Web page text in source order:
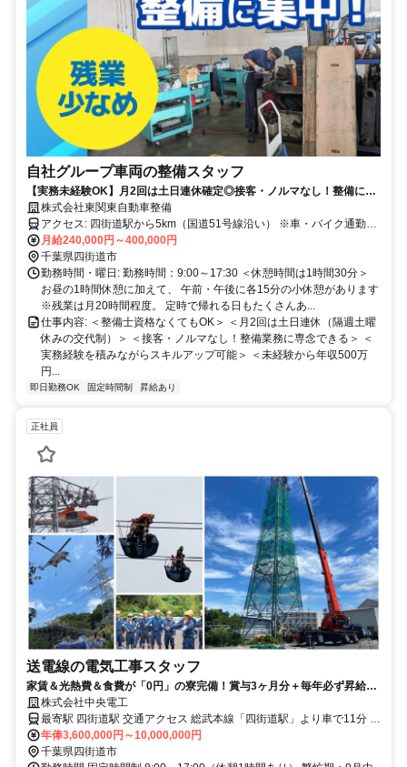
自社グループ車両の整備スタッフ
【実務未経験OK】月2回は土日連休確定◎接客・ノルマなし！整備に集
中できる環境／賞与年2回・資格手当あり
株式会社東関東自動車整備
アクセス: 四街道駅から5km（国道51号線沿い） ※車・バイク通勤
OK！ ※駐車場完備
月給240,000円～400,000円
千葉県四街道市
勤務時間・曜日: 勤務時間：9:00～17:30 ＜休憩時間は1時間30分＞
お昼の1時間休憩に加えて、 午前・午後に各15分の小休憩があります
※残業は月20時間程度。 定時で帰れる日もたくさんあ...
仕事内容: ＜整備士資格なくてもOK＞ ＜月2回は土日連休（隔週土曜
休みの交代制）＞ ＜接客・ノルマなし！整備業務に専念できる＞ ＜
実務経験を積みながらスキルアップ可能＞ ＜未経験から年収500万
円...
即日勤務OK 固定時間制 昇給あり
正社員
送電線の電気工事スタッフ
家賃＆光熱費＆食費が「0円」の寮完備！賞与3ヶ月分＋毎年必ず昇給す
るお仕事！
株式会社中央電工
最寄駅 四街道駅 交通アクセス 総武本線「四街道駅」より車で11分 ※
車通勤OK！駐車場あり！ 【 対応エリア 】 年間2～3ヶ月程度は静岡
での勤務です。 残りの期間は出張となります。 ⇒ 出張先にも3食付
年俸3,600,000円～10,000,000円
千葉県四街道市